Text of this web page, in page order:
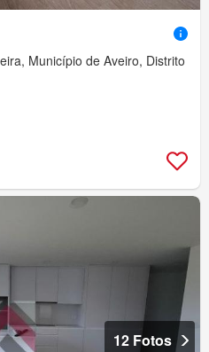
Município de Aveiro, Distrito
12 Fotos